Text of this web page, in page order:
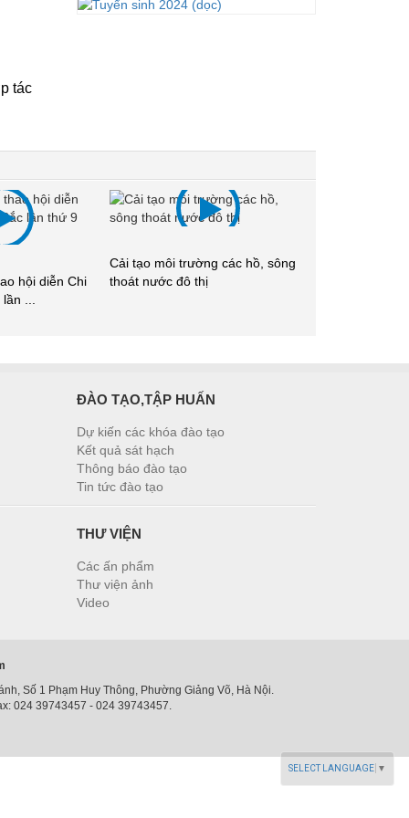
tác
Hội thảo Úc - Việt: Phụ nữ với
ngành nước tại ...
ĐÀO TẠO,TẬP HUẤN
Dự kiến các khóa đào tạo
Kết quả sát hạch
Thông báo đào tạo
Tin tức đào tạo
THƯ VIỆN
Các ấn phẩm
Thư viện ảnh
Video
Số 1 Phạm Huy Thông, Phường Giảng Võ, Hà Nội.
024 39743457 - 024 39743457.
SELECT LANGUAGE ▼